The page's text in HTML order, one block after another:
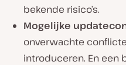
bekende risico’s.
Mogelijke
onverwachte
introduceren. En een